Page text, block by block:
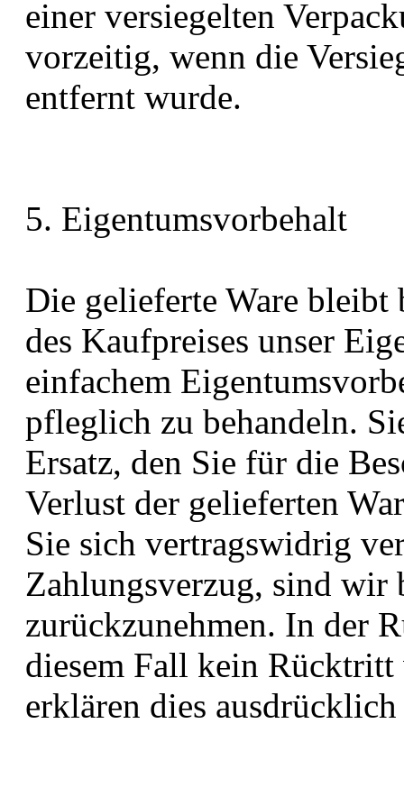
einer versiegelten
vorzeitig, wenn die
entfernt wurde.
5. Eigentumsvorbehalt
Die gelieferte Ware
des Kaufpreises unser
einfachem
pfleglich zu behandeln.
Ersatz, den Sie für die
Verlust der gelieferten
Sie sich vertragswidrig
Zahlungsverzug, sind wir
zurückzunehmen. In der
diesem Fall kein Rücktritt
erklären dies